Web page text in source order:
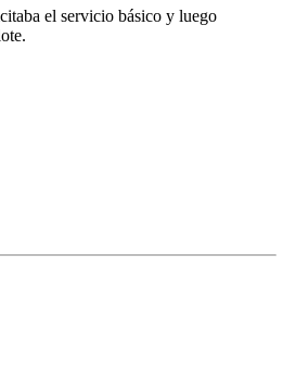
el servicio básico y luego